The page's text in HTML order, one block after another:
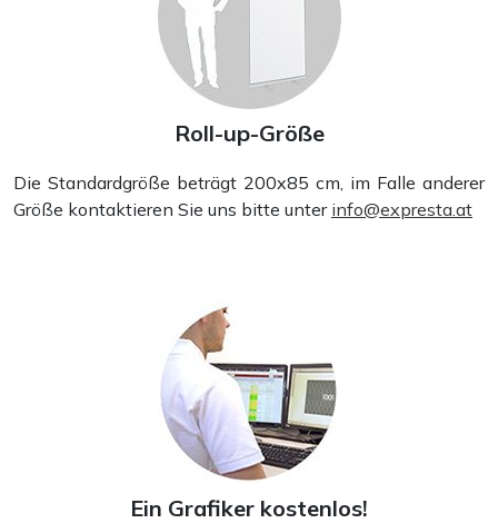
Roll-up-Größe
Die Standardgröße beträgt 200x85 cm, im Falle anderer
Größe kontaktieren Sie uns bitte unter info@expresta.at
Ein Grafiker kostenlos!